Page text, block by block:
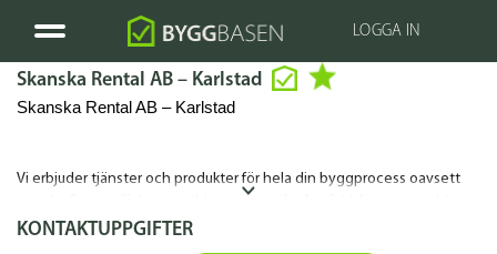
LOGGA IN
Skanska Rental AB – Karlstad
Skanska Rental AB – Karlstad
Vi erbjuder tjänster och produkter för hela din byggprocess oavsett
maskiner och gedigen know-how kring byggande. Vi finns på 19 olika
KONTAKTUPPGIFTER